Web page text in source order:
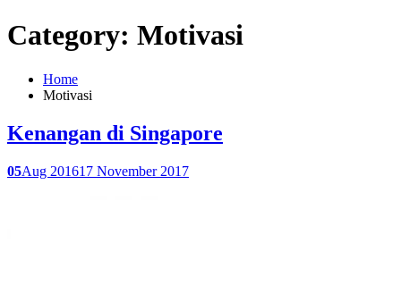
Category: Motivasi
Home
Motivasi
Kenangan di Singapore
05Aug 201617 November 2017